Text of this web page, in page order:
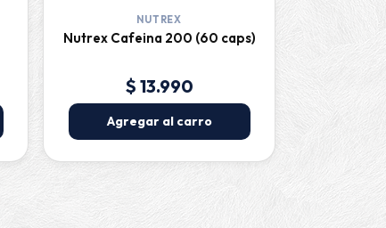
NUTREX
Nutrex Cafeina 200 (60 caps)
$ 13.990
Agregar al carro